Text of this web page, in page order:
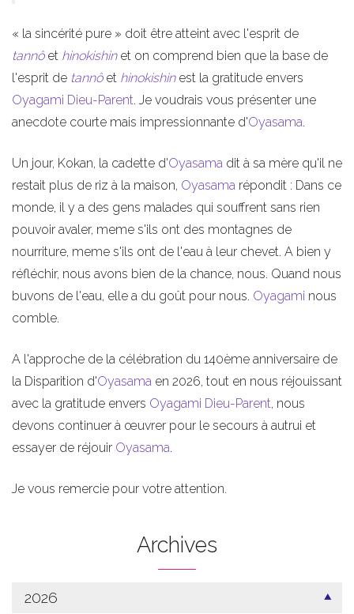
« la sincérité pure » doit être atteint avec l'esprit de
tannôet hinokishinet on comprend bien que la base de
l'esprit de tannôet hinokishinest la gratitude envers
Oyagami Dieu-Parent. Je voudrais vous présenter une
anecdote courte mais impressionnante d'Oyasama.
Un jour, Kokan, la cadette d'Oyasama dit à sa mère qu'il ne
restait plus de riz à la maison, Oyasama répondit : Dans ce
monde, il y a des gens malades qui souffrent sans rien
pouvoir avaler, meme s'ils ont des montagnes de
nourriture, meme s'ils ont de l'eau à leur chevet. A bien y
réfléchir, nous avons bien de la chance, nous. Quand nous
buvons de l'eau, elle a du goût pour nous. Oyagami nous
comble.
A l'approche de la célébration du 140ème anniversaire de
la Disparition d'Oyasama en 2026, tout en nous réjouissant
avec la gratitude envers Oyagami Dieu-Parent, nous
devons continuer à œuvrer pour le secours à autrui et
essayer de réjouir Oyasama.
Je vous remercie pour votre attention.
Archives
2026